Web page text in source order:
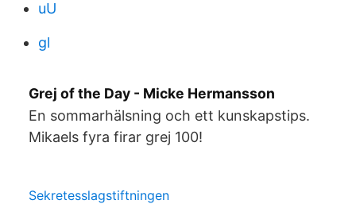
uU
gl
Grej of the Day - Micke Hermansson
En sommarhälsning och ett kunskapstips.
Mikaels fyra firar grej 100!
Sekretesslagstiftningen